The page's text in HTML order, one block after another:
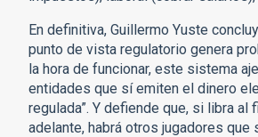
En definitiva, Guillermo Yuste
punto de vista regulatorio genera
la hora de funcionar, este sistema
entidades que sí emiten el dinero
regulada”. Y defiende que, si libra al
adelante, habrá otros jugadores que